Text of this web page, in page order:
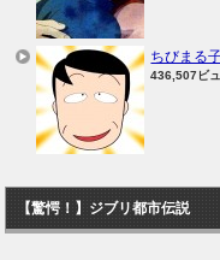
ちびまる
436,507ビ
【驚愕！】ジブリ都市伝説